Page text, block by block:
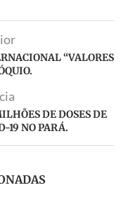
“VALORES
DE DOSES DE
19 NO PARÁ.